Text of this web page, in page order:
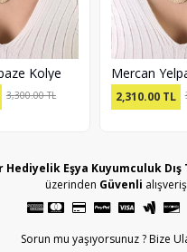
Kolye
3,300.00 TL
Mercan
2,310.00TL
Hediyelik Eşya Kuyumculuk Dış
üzerinden Güvenli alışveriş
Sorun mu yaşıyorsunuz ? Bize